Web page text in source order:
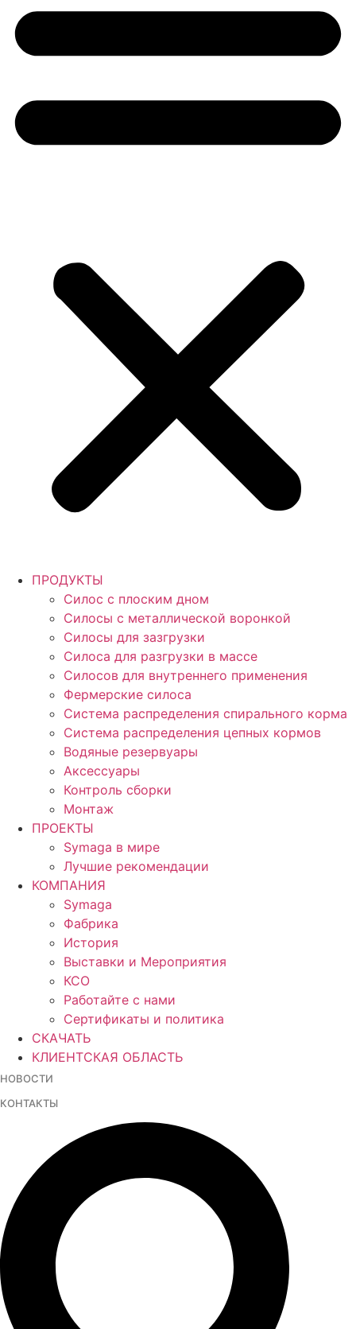
ПРОДУКТЫ
Силос с плоским дном
Силосы с металлической воронкой
Силосы для зазгрузки
Силоса для разгрузки в массе
Силосов для внутреннего применения
Фермерские силоса
Система распределения спирального корма
Система распределения цепных кормов
Водяные резервуары
Аксессуары
Контроль сборки
Монтаж
ПРОЕКТЫ
Symaga в мире
Лучшие рекомендации
КОМПАНИЯ
Symaga
Фабрика
История
Выставки и Мероприятия
КСО
Работайте с нами
Сертификаты и политика
СКАЧАТЬ
КЛИЕНТСКАЯ ОБЛАСТЬ
НОВОСТИ
КОНТАКТЫ